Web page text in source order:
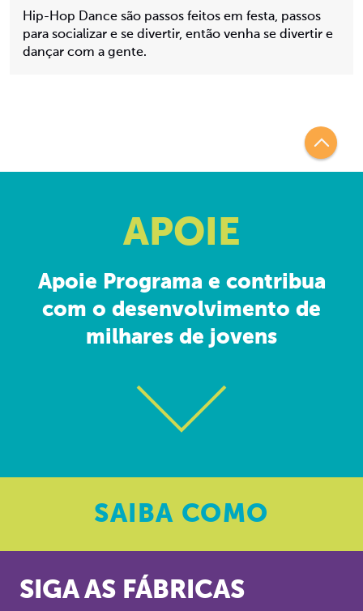
Hip-Hop Dance são passos feitos em festa, passos
para socializar e se divertir, então venha se divertir e
dançar com a gente.
APOIE
Apoie Programa e contribua
com o desenvolvimento de
milhares de jovens
SAIBA COMO
SIGA AS FÁBRICAS